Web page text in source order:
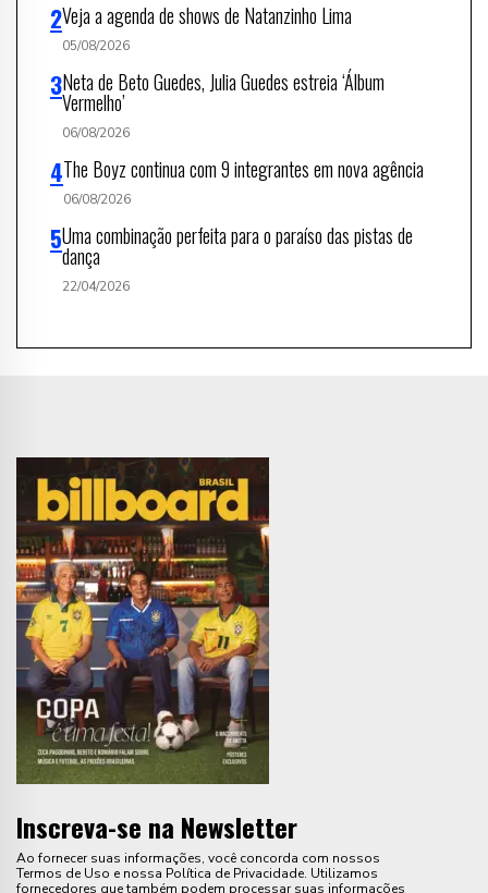
Veja a agenda de shows de Natanzinho Lima
05/08/2026
Neta de Beto Guedes, Julia Guedes estreia ‘Álbum
Vermelho’
06/08/2026
The Boyz continua com 9 integrantes em nova agência
06/08/2026
Uma combinação perfeita para o paraíso das pistas de
dança
22/04/2026
Inscreva-se na Newsletter
Ao fornecer suas informações, você concorda com nossos
Termos de Uso e nossa Política de Privacidade. Utilizamos
fornecedores que também podem processar suas informações